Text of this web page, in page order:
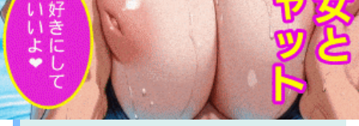
浅野心愛って誰？浅野心愛のプロフィー
ル